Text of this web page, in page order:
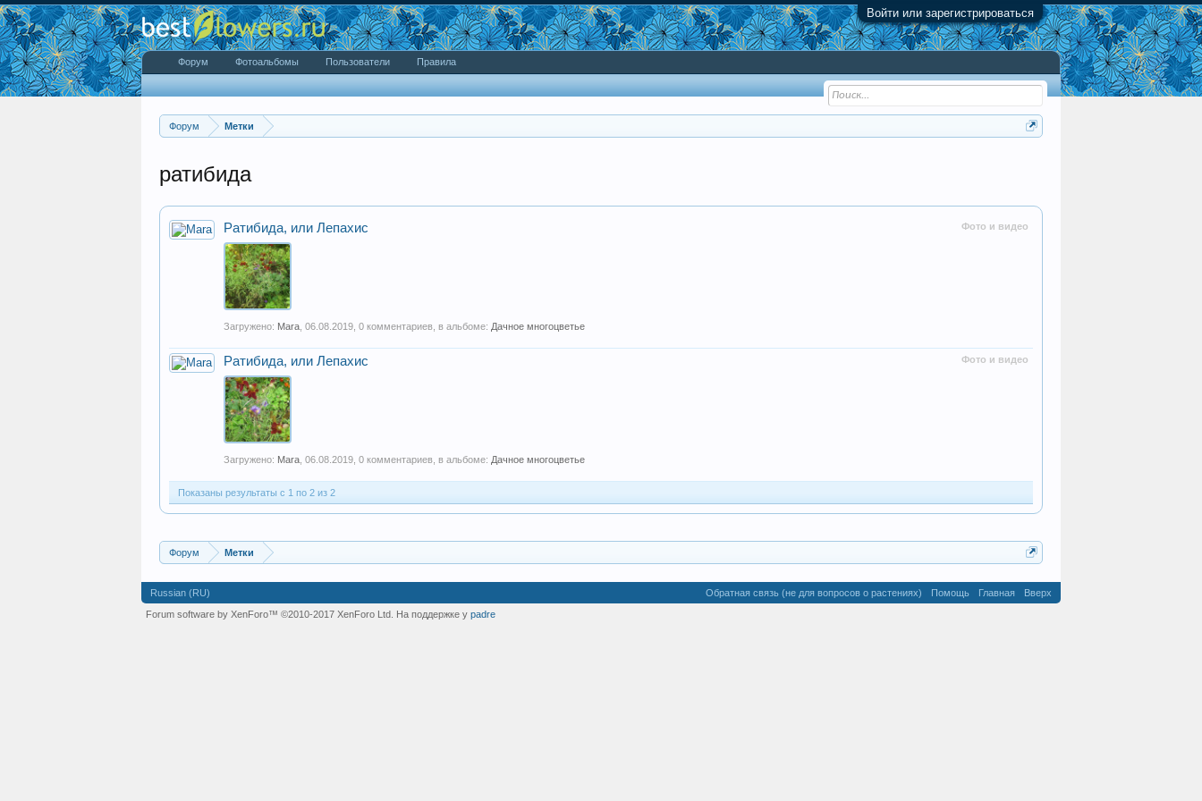
Войти или зарегистрироваться
Форум Метки
ратибида
Фото и видео
Ратибида, или Лепахис
Загружено: Mara 06.08.2019 , 0 комментариев, в альбоме: Дачное многоцветье
Фото и видео
Ратибида, или Лепахис
Загружено: Mara 06.08.2019 , 0 комментариев, в альбоме: Дачное многоцветье
Показаны результаты с 1 по 2 из 2
Форум Метки
Форум Фотоальбомы Пользователи Правила
Russian (RU) Обратная связь (не для вопросов о растениях) Помощь Главная
Вверх
Forum software by XenForo™ ©2010-2017 XenForo Ltd. На поддержке у padre